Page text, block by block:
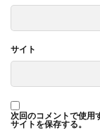
サイト
次回のコメントで使用
サイトを保存する。